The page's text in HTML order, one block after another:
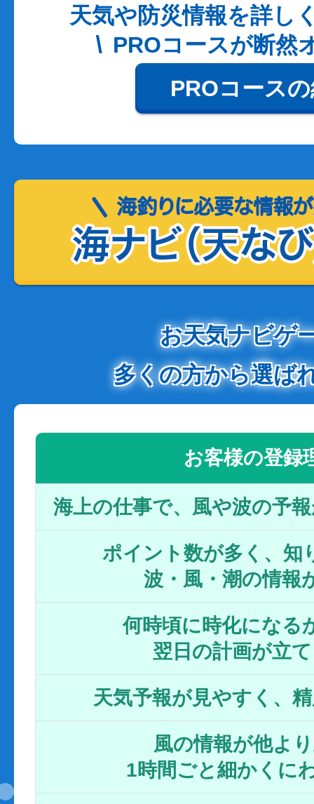
天気や防災情報を詳し
PROコースが断然
PROコース
お天気ナビゲ
多くの方から選ば
お客様の登録
海上の仕事で、風や波の予
ポイント数が多く、知
波・風・潮の情報
何時頃に時化になる
翌日の計画が立
天気予報が見やすく、
風の情報が他よ
1時間ごと細かくに